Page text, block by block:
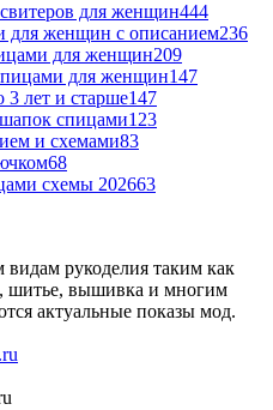
для женщин444
для женщин с описанием236
для женщин209
для женщин147
3 лет и старше147
спицами123
и схемами83
68
схемы 202663
рукоделия таким как
шитье, вышивка и многим
актуальные показы мод.